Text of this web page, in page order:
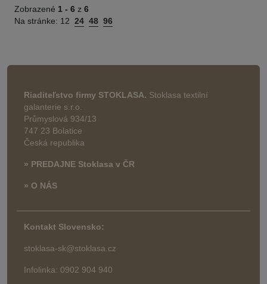
Zobrazené 1 - 6 z 6
Na stránke: 12 24 48 96
Riaditeľstvo firmy STOKLASA. Stoklasa textilní
galanterie s.r.o.
Průmyslová 934/13
747 23 Bolatice
Česká republika
» PREDAJNE Stoklasa v ČR
» O NÁS
Kontakt Slovensko:
stoklasa-sk@stoklasa.cz
Infolinka: 0902 904 940